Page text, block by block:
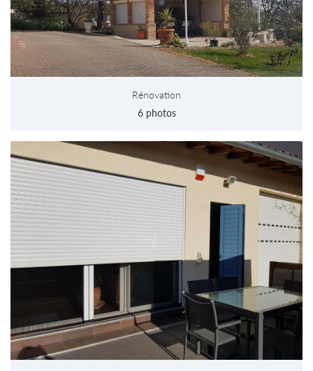
Rénovation
6 photos